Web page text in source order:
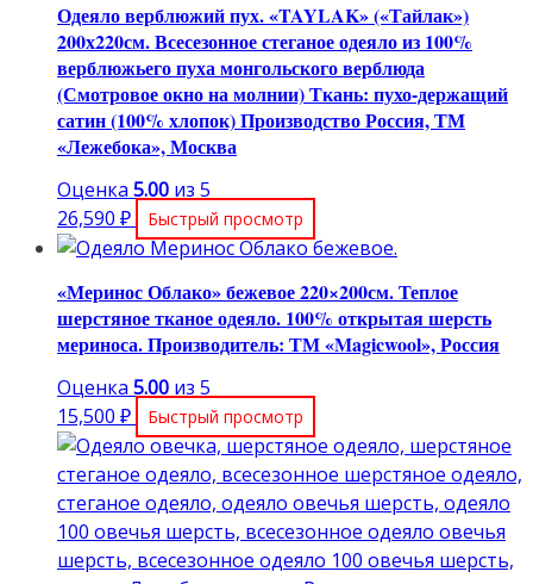
Одеяло верблюжий пух. «TAYLAK» («Тайлак»)
200х220см. Всесезонное стеганое одеяло из 100%
верблюжьего пуха монгольского верблюда
(Смотровое окно на молнии) Ткань: пухо-держащий
сатин (100% хлопок) Производство Россия, ТМ
«Лежебока», Москва
Оценка 5.00 из 5
26,590 ₽ Быстрый просмотр
«Меринос Облако» бежевое 220×200см. Теплое
шерстяное тканое одеяло. 100% открытая шерсть
мериноса. Производитель: ТМ «Magicwool», Россия
Оценка 5.00 из 5
15,500 ₽ Быстрый просмотр